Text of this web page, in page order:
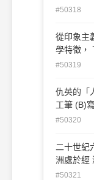
棋。
#50318
從印象主
學特徵， 下列何者為錯誤： (A)真實的光
(B)剎那的捕捉 (C)物象的固有
#50319
仇英的「
#50320
二十世紀
洲處於經 濟復甦及政治轉型，美國則是工
商繁榮新的社會成 型
#50321